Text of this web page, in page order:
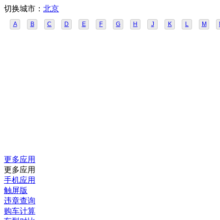
切换城市： 北京
A B C D E F G H J K L M
更多应用
更多应用
手机应用
触屏版
违章查询
购车计算